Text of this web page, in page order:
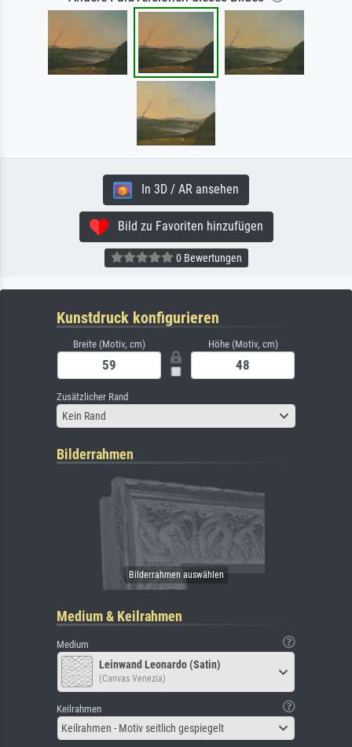
In 3D / AR ansehen
Bild zu Favoriten hinzufügen
0 Bewertungen
Kunstdruck konfigurieren
Breite (Motiv, cm) Höhe (Motiv, cm)
Zusätzlicher Rand
Kein Rand
Bilderrahmen
Medium & Keilrahmen
Medium
Leinwand Leonardo (Satin)
(Canvas Venezia)
Keilrahmen
Keilrahmen - Motiv seitlich gespiegelt